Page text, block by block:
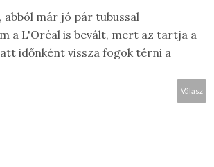
abból már jó pár tubussal
a L'Oréal is bevált, mert az tartja a
időnként vissza fogok térni a
Válasz